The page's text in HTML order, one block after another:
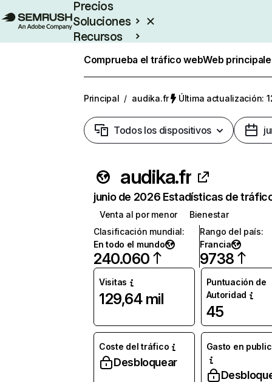
Precios
Soluciones
Recursos
Comprueba el tráfico webWeb
Principal / audika.fr Última actualización:
Todos los dispositivos
audika.fr
junio de 2026 Estadísticas de
Venta al por menor
Bienestar
Clasificación mundial:
En todo el mundo
240.060
Rango del país:
Francia
9738
Visitas
129,64 mil
Puntuación de
Autoridad
45
Coste del tráfico
Desbloquear
Gasto en